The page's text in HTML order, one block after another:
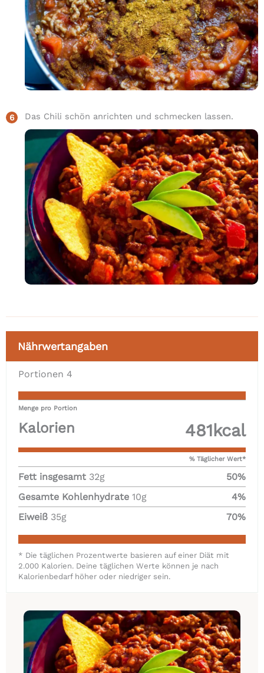
Das Chili schön anrichten und schmecken lassen.
Nährwertangaben
Portionen 4
Menge pro Portion
Kalorien 481 kcal
% Täglicher Wert*
Fett insgesamt 32g 50%
Gesamte Kohlenhydrate 10g 4%
Eiweiß 35g 70%
* Die täglichen Prozentwerte basieren auf einer Diät mit
2.000 Kalorien. Deine täglichen Werte können je nach
Kalorienbedarf höher oder niedriger sein.